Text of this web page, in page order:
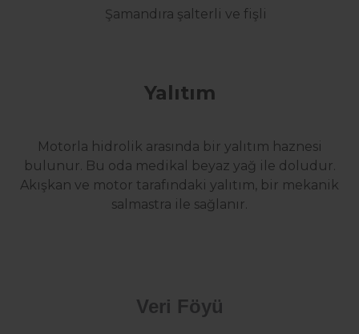
Şamandıra şalterli ve fişli
Yalıtım
Motorla hidrolik arasında bir yalıtım haznesi
bulunur. Bu oda medikal beyaz yağ ile doludur.
Akışkan ve motor tarafındaki yalıtım, bir mekanik
salmastra ile sağlanır.
Veri Föyü